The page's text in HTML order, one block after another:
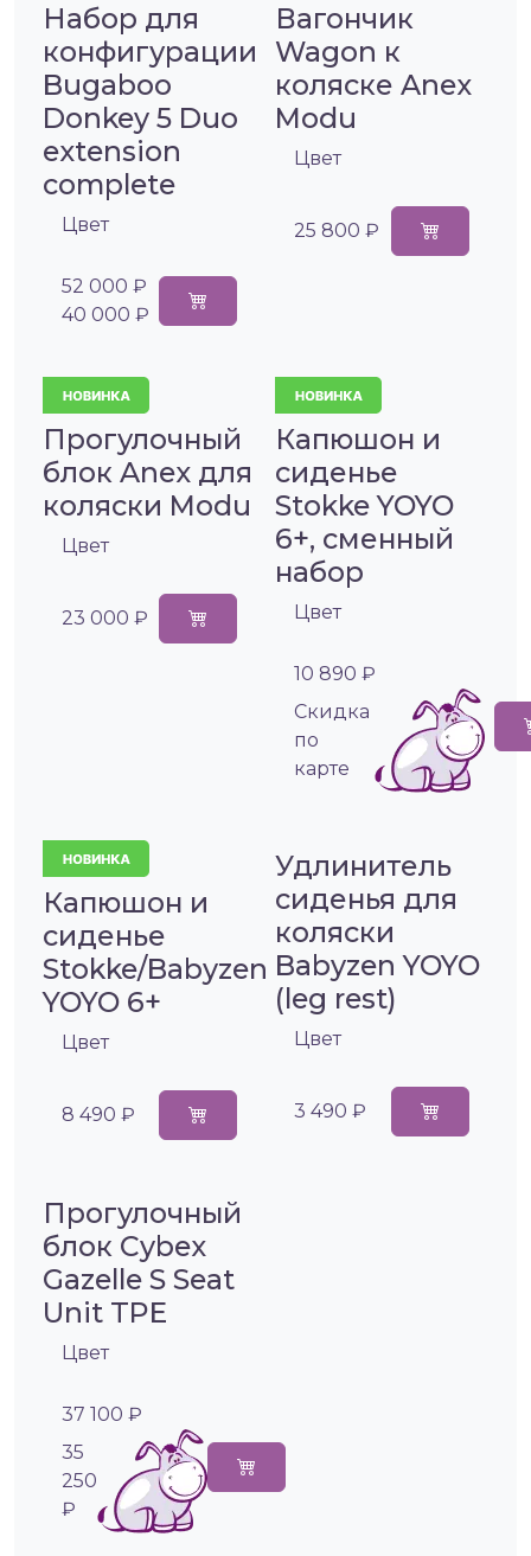
Набор для
конфигурации
Bugaboo
Donkey 5 Duo
extension
complete
Цвет
52 000 ₽
40 000 ₽
Вагончик
Wagon к
коляске Anex
Modu
Цвет
25 800 ₽
Прогулочный
блок Anex для
коляски Modu
Цвет
23 000 ₽
Капюшон и
сиденье
Stokke YOYO
6+, сменный
набор
Цвет
10 890 ₽
Cкидка
по
карте
Капюшон и
сиденье
Stokke/Babyzen
YOYO 6+
Цвет
8 490 ₽
Удлинитель
сиденья для
коляски
Babyzen YOYO
(leg rest)
Цвет
3 490 ₽
Прогулочный
блок Cybex
Gazelle S Seat
Unit TPE
Цвет
37 100 ₽
35
250
₽